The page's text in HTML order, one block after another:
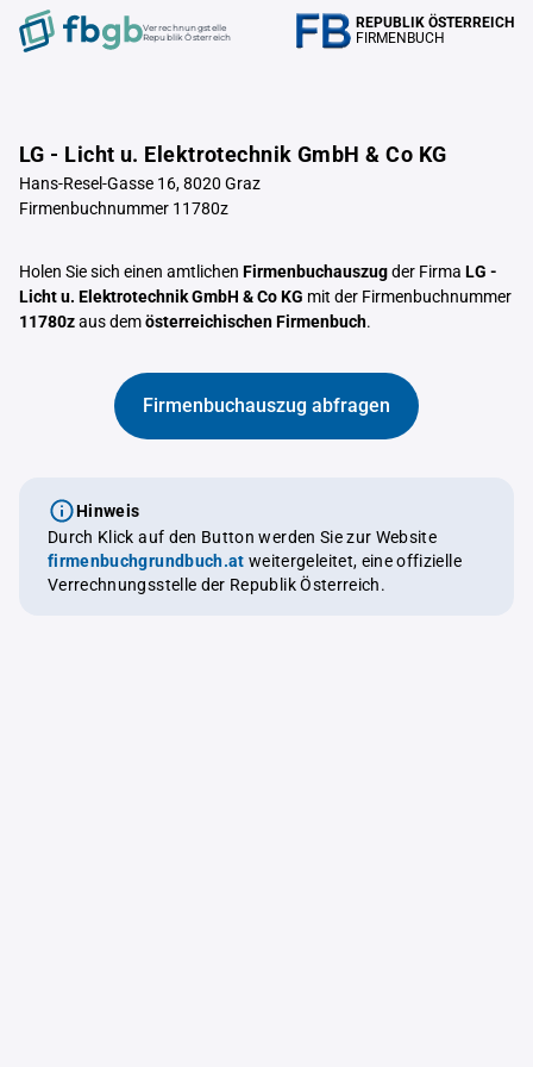
Verrechnungstelle
Republik Österreich
REPUBLIK ÖSTERREICH
FIRMENBUCH
LG - Licht u. Elektrotechnik GmbH & Co KG
Hans-Resel-Gasse 16, 8020 Graz
Firmenbuchnummer 11780z
Holen Sie sich einen amtlichen Firmenbuchauszugder Firma LG -
Licht u. Elektrotechnik GmbH & Co KG mit der Firmenbuchnummer
11780zaus demösterreichischen Firmenbuch.
Firmenbuchauszug abfragen
Hinweis
Durch Klick auf den Button werden Sie zur Website
firmenbuchgrundbuch.at weitergeleitet, eine offizielle
Verrechnungsstelle der Republik Österreich.